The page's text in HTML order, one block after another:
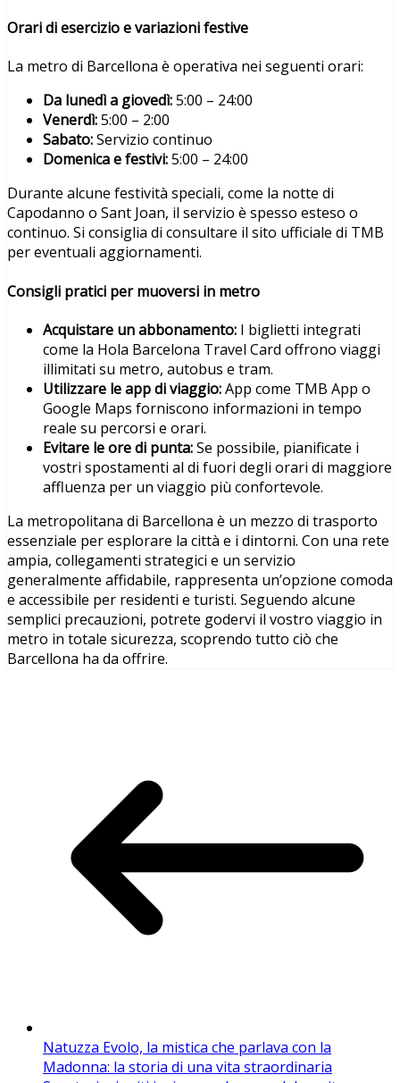
Orari di esercizio e variazioni festive
La metro di Barcellona è operativa nei seguenti orari:
Da lunedì a giovedì:5:00 – 24:00
Venerdì:5:00 – 2:00
Sabato:Servizio continuo
Domenica e festivi:5:00 – 24:00
Durante alcune festività speciali, come la notte di
Capodanno o Sant Joan, il servizio è spesso esteso o
continuo. Si consiglia di consultare il sito ufficiale di TMB
per eventuali aggiornamenti.
Consigli pratici per muoversi in metro
Acquistare un abbonamento: I biglietti integrati
come la Hola Barcelona Travel Card offrono viaggi
illimitati su metro, autobus e tram.
Utilizzare le app di viaggio:App come TMB App o
Google Maps forniscono informazioni in tempo
reale su percorsi e orari.
Evitare le ore di punta:Se possibile, pianificate i
vostri spostamenti al di fuori degli orari di maggiore
affluenza per un viaggio più confortevole.
La metropolitana di Barcellona è un mezzo di trasporto
essenziale per esplorare la città e i dintorni. Con una rete
ampia, collegamenti strategici e un servizio
generalmente affidabile, rappresenta un’opzione comoda
e accessibile per residenti e turisti. Seguendo alcune
semplici precauzioni, potrete godervi il vostro viaggio in
metro in totale sicurezza, scoprendo tutto ciò che
Barcellona ha da offrire.
Natuzza Evolo, la mistica che parlava con la
Madonna: la storia di una vita straordinaria